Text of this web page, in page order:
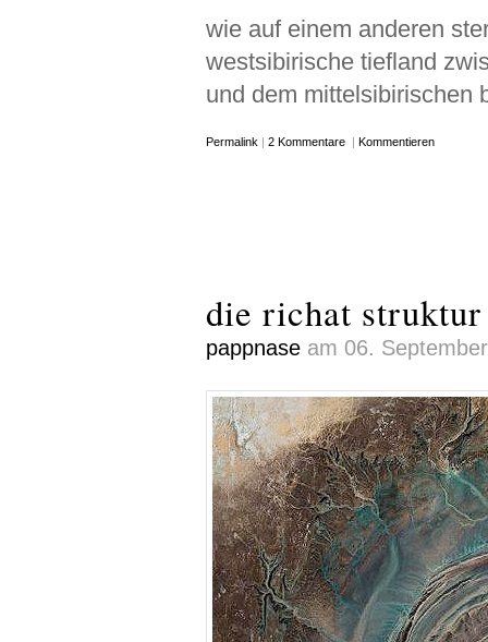
wie auf einem anderen
westsibirische tiefland
und dem mittelsibirischen
Permalink | 2 Kommentare | Kommentieren
die richat struktur
pappnase am 06.